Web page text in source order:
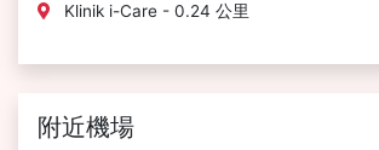
Klinik i-Care - 0.24 公里
附近機場